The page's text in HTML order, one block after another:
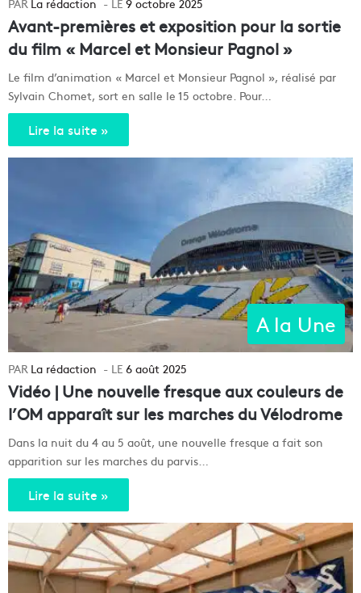
Avant-premières et exposition pour la sortie
du film « Marcel et Monsieur Pagnol »
Le film d’animation « Marcel et Monsieur Pagnol », réalisé par
Sylvain Chomet, sort en salle le 15 octobre. Pour…
Lire la suite »
A la Une
La rédaction 6 août 2025
Vidéo | Une nouvelle fresque aux couleurs de
l’OM apparaît sur les marches du Vélodrome
Dans la nuit du 4 au 5 août, une nouvelle fresque a fait son
apparition sur les marches du parvis…
Lire la suite »